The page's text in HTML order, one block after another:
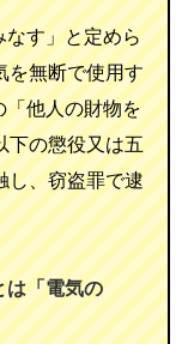
す」と定めら
を無断で使用す
他人の財物を
下の懲役又は五
し、窃盗罪で逮
は「電気の